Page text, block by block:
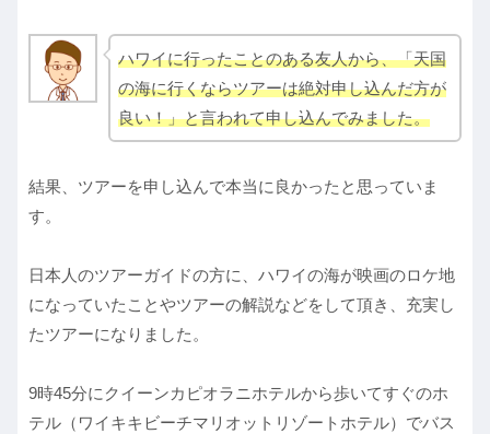
ハワイに行ったことのある友人から、「天国
の海に行くならツアーは絶対申し込んだ方が
良い！」と言われて申し込んでみました。
結果、ツアーを申し込んで本当に良かったと思っていま
す。
日本人のツアーガイドの方に、ハワイの海が映画のロケ地
になっていたことやツアーの解説などをして頂き、充実し
たツアーになりました。
9時45分にクイーンカピオラニホテルから歩いてすぐのホ
テル（ワイキキビーチマリオットリゾートホテル）でバス